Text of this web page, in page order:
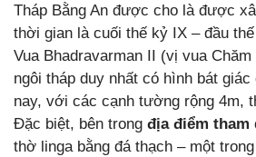
Tháp Bằng An được cho là được
thời gian là cuối thế kỷ IX – đầu
Vua Bhadravarman II (vị vua
ngôi tháp duy nhất có hình bát
nay, với các cạnh tường rộng 4m,
Đặc biệt, bên trong địa điểm tham
thờ linga bằng đá thạch – một